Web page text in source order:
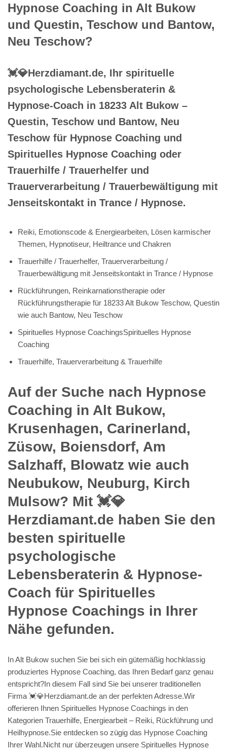
Hypnose Coaching in Alt Bukow
und Questin, Teschow und Bantow,
Neu Teschow?
💓️💎Herzdiamant.de, Ihr spirituelle
psychologische Lebensberaterin &
Hypnose-Coach in 18233 Alt Bukow –
Questin, Teschow und Bantow, Neu
Teschow für Hypnose Coaching und
Spirituelles Hypnose Coaching oder
Trauerhilfe / Trauerhelfer und
Trauerverarbeitung / Trauerbewältigung mit
Jenseitskontakt in Trance / Hypnose.
Reiki, Emotionscode & Energiearbeiten, Lösen karmischer
Themen, Hypnotiseur, Heiltrance und Chakren
Trauerhilfe / Trauerhelfer, Trauerverarbeitung /
Trauerbewältigung mit Jenseitskontakt in Trance / Hypnose
Rückführungen, Reinkarnationstherapie oder
Rückführungstherapie für 18233 Alt Bukow Teschow, Questin
wie auch Bantow, Neu Teschow
Spirituelles Hypnose CoachingsSpirituelles Hypnose
Coaching
Trauerhilfe, Trauerverarbeitung & Trauerhilfe
Auf der Suche nach Hypnose
Coaching in Alt Bukow,
Krusenhagen, Carinerland,
Züsow, Boiensdorf, Am
Salzhaff, Blowatz wie auch
Neubukow, Neuburg, Kirch
Mulsow? Mit 💓️💎
Herzdiamant.de haben Sie den
besten spirituelle
psychologische
Lebensberaterin & Hypnose-
Coach für Spirituelles
Hypnose Coachings in Ihrer
Nähe gefunden.
In Alt Bukow suchen Sie bei sich ein gütemäßig hochklassig
produziertes Hypnose Coaching, das Ihren Bedarf ganz genau
entspricht?In diesem Fall sind Sie bei unserer traditionellen
Firma 💓️💎Herzdiamant.de an der perfekten Adresse.Wir
offerieren Ihnen Spirituelles Hypnose Coachings in den
Kategorien Trauerhilfe, Energiearbeit – Reiki, Rückführung und
Heilhypnose.Sie entdecken so zügig das Hypnose Coaching
Ihrer Wahl.Nicht nur überzeugen unsere Spirituelles Hypnose